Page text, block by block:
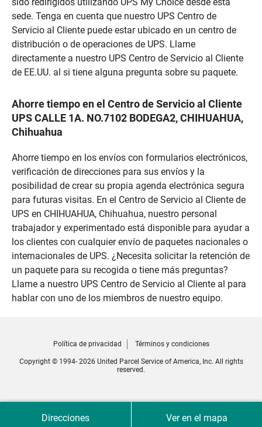
sido redirigidos utilizando UPS My Choice desde esta
sede. Tenga en cuenta que nuestro UPS Centro de
Servicio al Cliente puede estar ubicado en un centro de
distribución o de operaciones de UPS. Llame
directamente a nuestro UPS Centro de Servicio al Cliente
de EE.UU. al si tiene alguna pregunta sobre su paquete.
Ahorre tiempo en el Centro de Servicio al Cliente
UPS CALLE 1A. NO.7102 BODEGA2, CHIHUAHUA,
Chihuahua
Ahorre tiempo en los envíos con formularios electrónicos,
verificación de direcciones para sus envíos y la
posibilidad de crear su propia agenda electrónica segura
para futuras visitas. En el Centro de Servicio al Cliente de
UPS en CHIHUAHUA, Chihuahua, nuestro personal
trabajador y experimentado está disponible para ayudar a
los clientes con cualquier envío de paquetes nacionales o
internacionales de UPS. ¿Necesita solicitar la retención de
un paquete para su recogida o tiene más preguntas?
Llame a nuestro UPS Centro de Servicio al Cliente al para
hablar con uno de los miembros de nuestro equipo.
Direcciones Ver en el mapa
Política de privacidad Términos y condiciones
Copyright © 1994- 2026 United Parcel Service of America, Inc. All rights
reserved.